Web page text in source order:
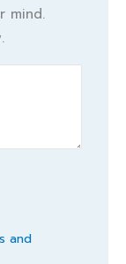
mind.
and